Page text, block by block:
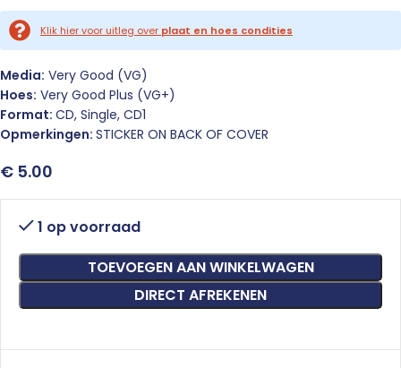
Klik hier voor uitleg over plaat en hoes condities
Media: Very Good (VG)
Hoes: Very Good Plus (VG+)
Format: CD, Single, CD1
Opmerkingen: STICKER ON BACK OF COVER
€ 5.00
1 op voorraad
TOEVOEGEN AAN WINKELWAGEN
DIRECT AFREKENEN